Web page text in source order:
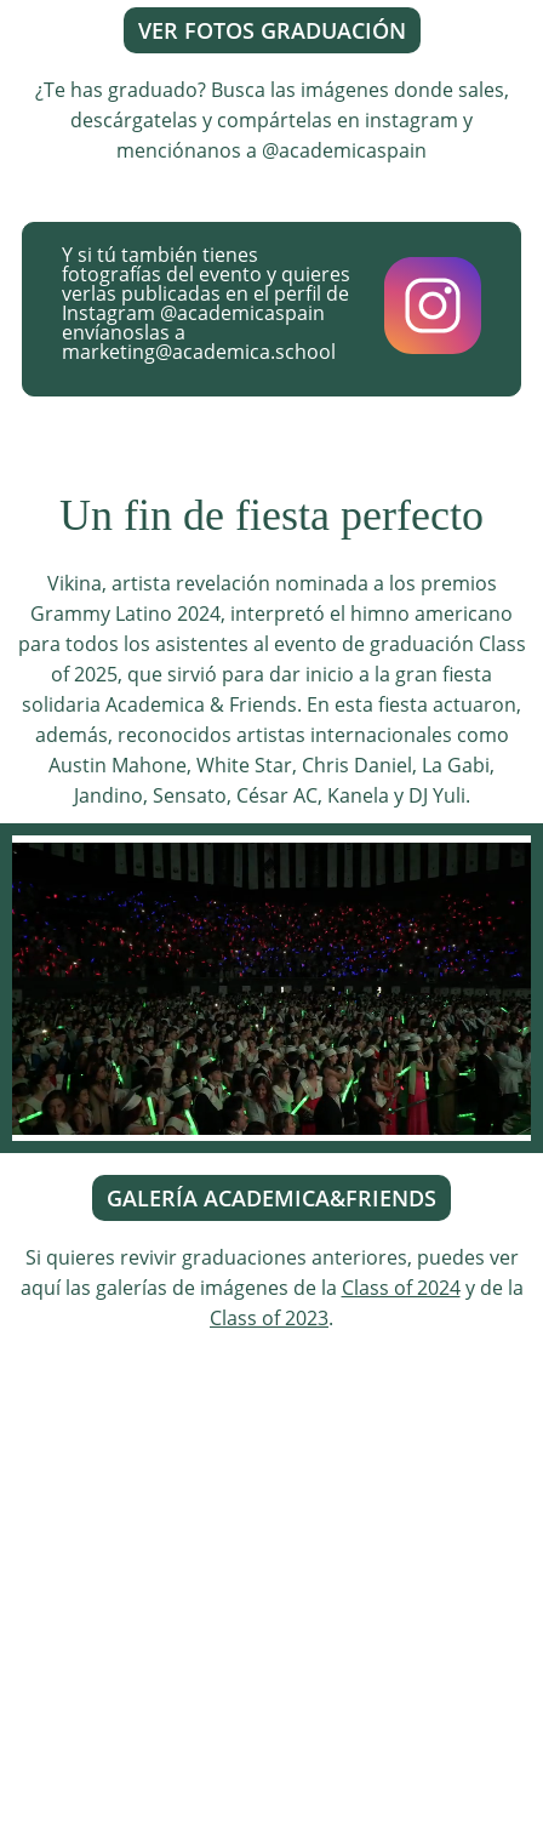
VER FOTOS GRADUACIÓN
¿Te has graduado? Busca las imágenes donde sales,
descárgatelas y compártelas en instagram y
menciónanos a @academicaspain
Y si tú también tienes
fotografías del evento y quieres
verlas publicadas en el perfil de
Instagram @academicaspain
envíanoslas a
marketing@academica.school
Un fin de fiesta perfecto
Vikina, artista revelación nominada a los premios
Grammy Latino 2024, interpretó el himno americano
para todos los asistentes al evento de graduación Class
of 2025, que sirvió para dar inicio a la gran fiesta
solidaria Academica & Friends. En esta fiesta actuaron,
además, reconocidos artistas internacionales como
Austin Mahone, White Star, Chris Daniel, La Gabi,
Jandino, Sensato, César AC, Kanela y DJ Yuli.
GALERÍA ACADEMICA&FRIENDS
Si quieres revivir graduaciones anteriores, puedes ver
aquí las galerías de imágenes de la Class of 2024y de la
Class of 2023.